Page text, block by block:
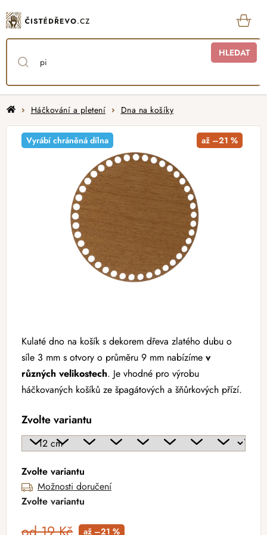
na
obsah
HLEDAT
DomůHáčkování a pletení Dna na košíky
Kulaté dno na košík s dekorem dřeva zlatého dubu o
síle 3 mm s otvory o průměru 9 mm nabízíme v
různých velikostech. Je vhodné pro výrobu
háčkovaných košíků ze špagátových a šňůrkových přízí.
Zvolte variantu
Zvolte variantu
Možnosti doručení
Zvolte variantu
až –21 %
Vyrábí chráněná dílna až –21 %